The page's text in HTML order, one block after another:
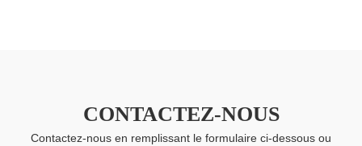
CONTACTEZ-NOUS
Contactez-nous en remplissant le formulaire ci-dessous ou